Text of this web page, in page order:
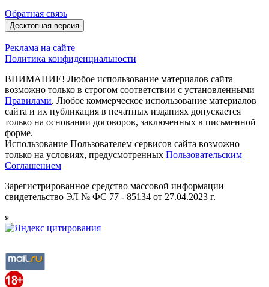
Обратная связь
Десктопная версия
Реклама на сайте
Политика конфиденциальности
ВНИМАНИЕ! Любое использование материалов сайта
возможно только в строгом соответствии с установленными
Правилами. Любое коммерческое использование материалов
сайта и их публикация в печатных изданиях допускается
только на основании договоров, заключенных в письменной
форме.
Использование Пользователем сервисов сайта возможно
только на условиях, предусмотренных Пользовательским
Соглашением
Зарегистрированное средство массовой информации
свидетельство ЭЛ № ФС 77 - 85134 от 27.04.2023 г.
я